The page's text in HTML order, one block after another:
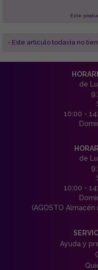
Este
- Este articulo todavía no
de
10:00 -
de
10:00 -
(AGOSTO
Ayuda y